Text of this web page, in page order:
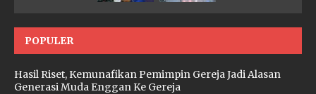
POPULER
Hasil Riset, Kemunafikan Pemimpin Gereja Jadi Alasan
Generasi Muda Enggan Ke Gereja